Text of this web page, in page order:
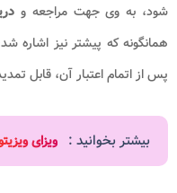
شود، به وی جهت مراجعه و
همانگونه که پیشتر نیز اشاره
پس از اتمام اعتبار آن، قابل
بیشتر بخوانید : ویزای